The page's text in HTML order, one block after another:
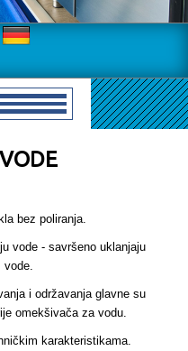
bez poliranja.
vode - savršeno uklanjaju
i održavanja glavne su
omekšivača za vodu.
karakteristikama.